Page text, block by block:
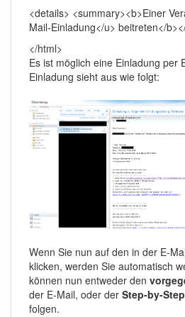
<details> <summary><b>Einer
Mail-Einladung</u> beitreten</
</html>
Es ist möglich eine Einladung per
Einladung sieht aus wie folgt:
Wenn Sie nun auf den in der E-
klicken, werden Sie automatisch
können nun entweder den
der E-Mail, oder der Step-by-
folgen.